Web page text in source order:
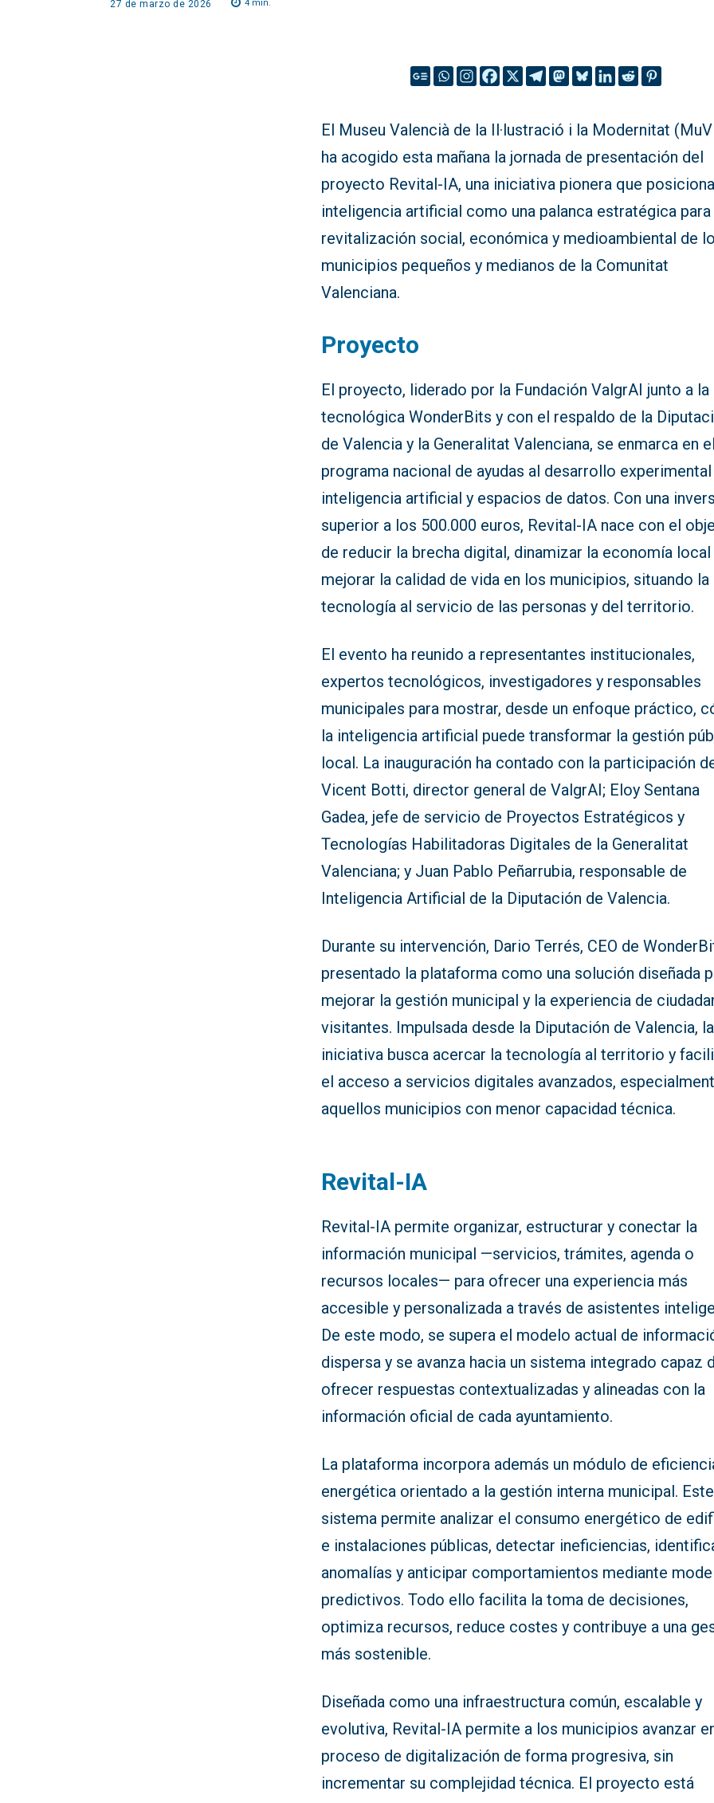
27 de marzo de 2026 4min.
El Museu Valencià de la Il·lustració i la Modernitat
ha acogido esta mañana la jornada de presentación del
proyecto Revital-IA, una iniciativa pionera que
inteligencia artificial como una palanca estratégica para
revitalización social, económica y medioambiental de
municipios pequeños y medianos de la Comunitat
Valenciana.
Proyecto
El proyecto, liderado por la Fundación ValgrAI junto a la
tecnológica WonderBits y con el respaldo de la
de Valencia y la Generalitat Valenciana, se enmarca en el
programa nacional de ayudas al desarrollo experimental
inteligencia artificial y espacios de datos. Con una
superior a los 500.000 euros, Revital-IA nace con el
de reducir la brecha digital, dinamizar la economía local
mejorar la calidad de vida en los municipios, situando la
tecnología al servicio de las personas y del territorio.
El evento ha reunido a representantes institucionales,
expertos tecnológicos, investigadores y responsables
municipales para mostrar, desde un enfoque práctico,
la inteligencia artificial puede transformar la gestión
local. La inauguración ha contado con la participación
Vicent Botti, director general de ValgrAI; Eloy Sentana
Gadea, jefe de servicio de Proyectos Estratégicos y
Tecnologías Habilitadoras Digitales de la Generalitat
Valenciana; y Juan Pablo Peñarrubia, responsable de
Inteligencia Artificial de la Diputación de Valencia.
Durante su intervención, Dario Terrés, CEO de
presentado la plataforma como una solución diseñada
mejorar la gestión municipal y la experiencia de
visitantes. Impulsada desde la Diputación de Valencia, la
iniciativa busca acercar la tecnología al territorio y
el acceso a servicios digitales avanzados,
aquellos municipios con menor capacidad técnica.
Revital-IA
Revital-IA permite organizar, estructurar y conectar la
información municipal —servicios, trámites, agenda o
recursos locales— para ofrecer una experiencia más
accesible y personalizada a través de asistentes
De este modo, se supera el modelo actual de
dispersa y se avanza hacia un sistema integrado capaz
ofrecer respuestas contextualizadas y alineadas con la
información oficial de cada ayuntamiento.
La plataforma incorpora además un módulo de
energética orientado a la gestión interna municipal. Este
sistema permite analizar el consumo energético de
e instalaciones públicas, detectar ineficiencias,
anomalías y anticipar comportamientos mediante
predictivos. Todo ello facilita la toma de decisiones,
optimiza recursos, reduce costes y contribuye a una
más sostenible.
Diseñada como una infraestructura común, escalable y
evolutiva, Revital-IA permite a los municipios avanzar
proceso de digitalización de forma progresiva, sin
incrementar su complejidad técnica. El proyecto está